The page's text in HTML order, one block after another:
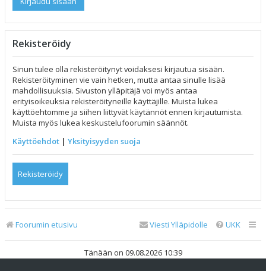
Rekisteröidy
Sinun tulee olla rekisteröitynyt voidaksesi kirjautua sisään.
Rekisteröityminen vie vain hetken, mutta antaa sinulle lisää
mahdollisuuksia. Sivuston ylläpitäjä voi myös antaa
erityisoikeuksia rekisteröityneille käyttäjille. Muista lukea
käyttöehtomme ja siihen liittyvät käytännöt ennen kirjautumista.
Muista myös lukea keskustelufoorumin säännöt.
Käyttöehdot | Yksityisyyden suoja
Rekisteröidy
Foorumin etusivu UKK
Viesti Ylläpidolle
Tänään on 09.08.2026 10:39